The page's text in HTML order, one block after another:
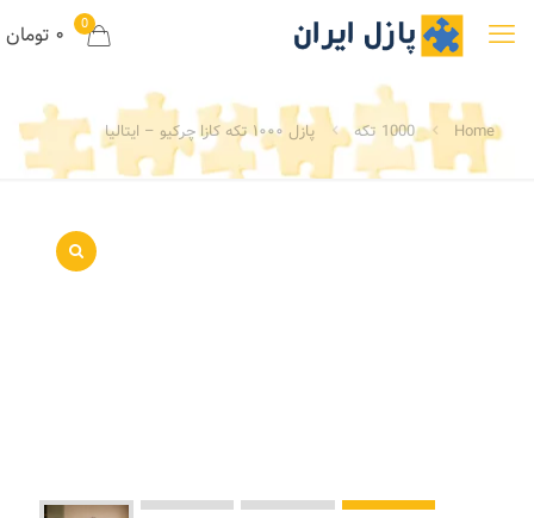
0 ۰ تومان
Home 1000 تکه پازل ۱۰۰۰ تکه کازا چرکیو – ایتالیا